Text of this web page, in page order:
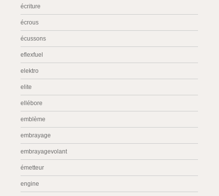
écriture
écrous
écussons
eflexfuel
elektro
elite
ellébore
emblème
embrayage
embrayagevolant
émetteur
engine